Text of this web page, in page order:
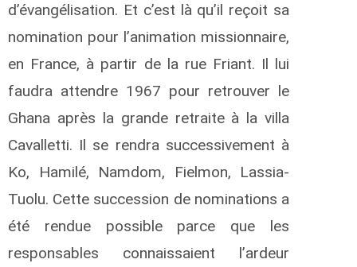
d’évangélisation. Et c’est là qu’il reçoit sa
nomination pour l’animation missionnaire,
en France, à partir de la rue Friant. Il lui
faudra attendre 1967 pour retrouver le
Ghana après la grande retraite à la villa
Cavalletti. Il se rendra successivement à
Ko, Hamilé, Namdom, Fielmon, Lassia-
Tuolu. Cette succession de nominations a
été rendue possible parce que les
responsables connaissaient l’ardeur